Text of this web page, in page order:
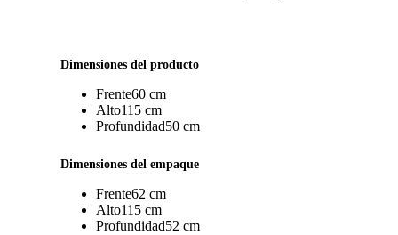
Dimensiones del producto
Frente60 cm
Alto115 cm
Profundidad50 cm
Dimensiones del empaque
Frente62 cm
Alto115 cm
Profundidad52 cm